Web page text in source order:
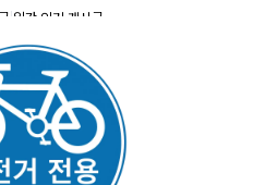
|일간 인기 게시글
라 화이팅!!
니다 파이팅!!!!
2/14/2025
드로 힉스 바버비 살려하는데 괜찮